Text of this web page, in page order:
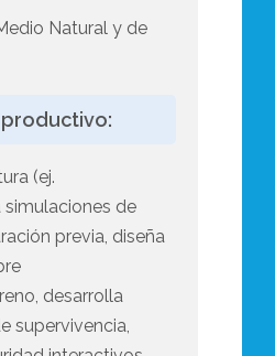
Natural y de
(ej.
simulaciones de
previa, diseña
desarrolla
supervivencia,